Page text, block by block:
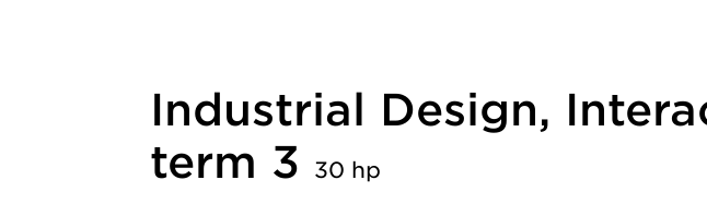
Industrial Design,
term 3
30 hp